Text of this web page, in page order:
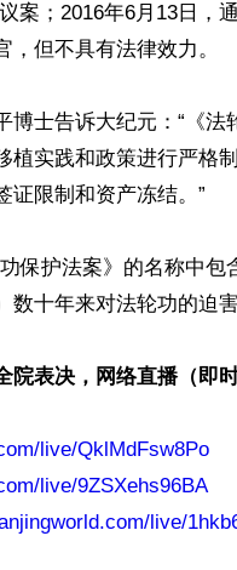
案；2016年6月13日，
但不具有法律效力。
博士告诉大纪元：“《
植实践和政策进行严格
证限制和资产冻结。”
保护法案》的名称中包
数十年来对法轮功的迫
表决，网络直播（即
live/QklMdFsw8Po
live/9ZSXehs96BA
live/